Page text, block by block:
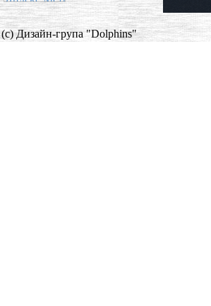
(c) Дизайн-група "Dolphins"